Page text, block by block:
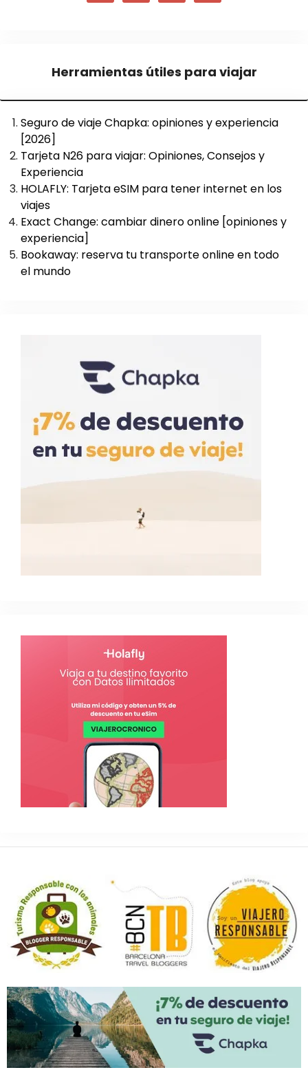
Herramientas útiles para viajar
Seguro de viaje Chapka: opiniones y experiencia
[2026]
Tarjeta N26 para viajar: Opiniones, Consejos y
Experiencia
HOLAFLY: Tarjeta eSIM para tener internet en los
viajes
Exact Change: cambiar dinero online [opiniones y
experiencia]
Bookaway: reserva tu transporte online en todo
el mundo